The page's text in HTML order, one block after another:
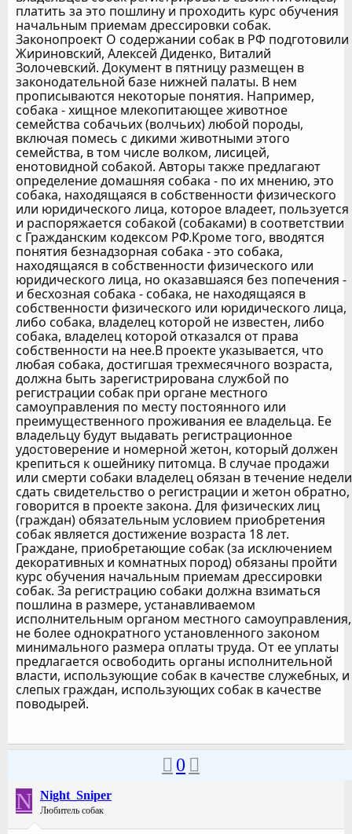
платить за это пошлину и проходить курс обучения
начальным приемам дрессировки собак.
Законопроект О содержании собак в РФ подготовили
Жириновский, Алексей Диденко, Виталий
Золочевский. Документ в пятницу размещен в
законодательной базе нижней палаты. В нем
прописываются некоторые понятия. Например,
собака - хищное млекопитающее животное
семейства собачьих (волчьих) любой породы,
включая помесь с дикими животными этого
семейства, в том числе волком, лисицей,
енотовидной собакой. Авторы также предлагают
определение домашняя собака - по их мнению, это
собака, находящаяся в собственности физического
или юридического лица, которое владеет, пользуется
и распоряжается собакой (собаками) в соответствии
с Гражданским кодексом РФ.Кроме того, вводятся
понятия безнадзорная собака - это собака,
находящаяся в собственности физического или
юридического лица, но оказавшаяся без попечения -
и бесхозная собака - собака, не находящаяся в
собственности физического или юридического лица,
либо собака, владелец которой не известен, либо
собака, владелец которой отказался от права
собственности на нее.В проекте указывается, что
любая собака, достигшая трехмесячного возраста,
должна быть зарегистрирована службой по
регистрации собак при органе местного
самоуправления по месту постоянного или
преимущественного проживания ее владельца. Ее
владельцу будут выдавать регистрационное
удостоверение и номерной жетон, который должен
крепиться к ошейнику питомца. В случае продажи
или смерти собаки владелец обязан в течение недели
сдать свидетельство о регистрации и жетон обратно,
говорится в проекте закона. Для физических лиц
(граждан) обязательным условием приобретения
собак является достижение возраста 18 лет.
Граждане, приобретающие собак (за исключением
декоративных и комнатных пород) обязаны пройти
курс обучения начальным приемам дрессировки
собак. За регистрацию собаки должна взиматься
пошлина в размере, устанавливаемом
исполнительным органом местного самоуправления,
не более однократного установленного законом
минимального размера оплаты труда. От ее уплаты
предлагается освободить органы исполнительной
власти, использующие собак в качестве служебных, и
слепых граждан, использующих собак в качестве
поводырей.
0
N Night_Sniper
Любитель собак